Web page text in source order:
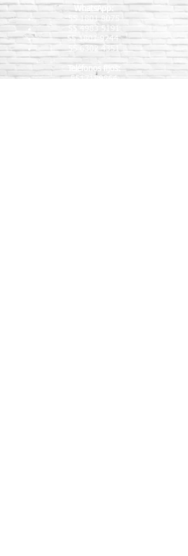
WhatsApp:
55 1801 8075
55 4983 5191
55 1801 9244
55 6302 4351
Teléfonos fijos:
5517189864